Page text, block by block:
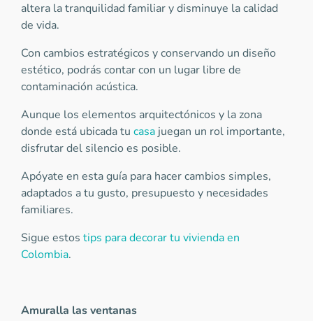
altera la tranquilidad familiar y disminuye la calidad
de vida.
Con cambios estratégicos y conservando un diseño
estético, podrás contar con un lugar libre de
contaminación acústica.
Aunque los elementos arquitectónicos y la zona
donde está ubicada tu casa juegan un rol importante,
disfrutar del silencio es posible.
Apóyate en esta guía para hacer cambios simples,
adaptados a tu gusto, presupuesto y necesidades
familiares.
Sigue estos tips para decorar tu vivienda en
Colombia.
Amuralla las ventanas